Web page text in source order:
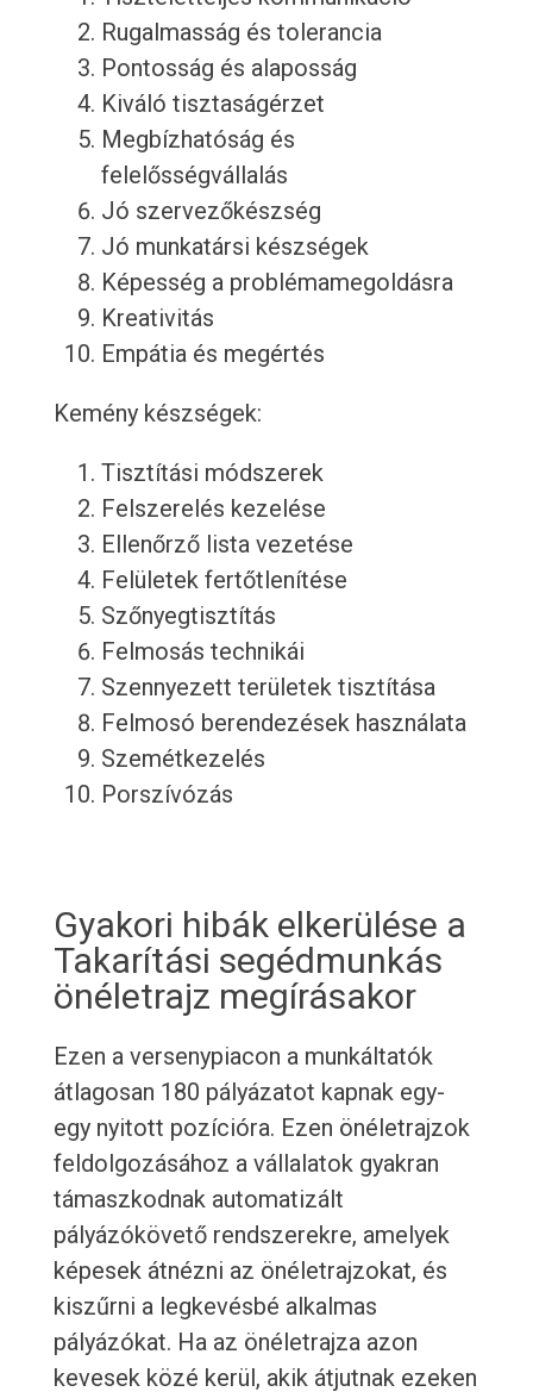
Rugalmasság és tolerancia
Pontosság és alaposság
Kiváló tisztaságérzet
Megbízhatóság és
felelősségvállalás
Jó szervezőkészség
Jó munkatársi készségek
Képesség a problémamegoldásra
Kreativitás
Empátia és megértés
Kemény készségek:
Tisztítási módszerek
Felszerelés kezelése
Ellenőrző lista vezetése
Felületek fertőtlenítése
Szőnyegtisztítás
Felmosás technikái
Szennyezett területek tisztítása
Felmosó berendezések használata
Szemétkezelés
Porszívózás
Gyakori hibák elkerülése a
Takarítási segédmunkás
önéletrajz megírásakor
Ezen a versenypiacon a munkáltatók
átlagosan 180 pályázatot kapnak egy-
egy nyitott pozícióra. Ezen önéletrajzok
feldolgozásához a vállalatok gyakran
támaszkodnak automatizált
pályázókövető rendszerekre, amelyek
képesek átnézni az önéletrajzokat, és
kiszűrni a legkevésbé alkalmas
pályázókat. Ha az önéletrajza azon
kevesek közé kerül, akik átjutnak ezeken